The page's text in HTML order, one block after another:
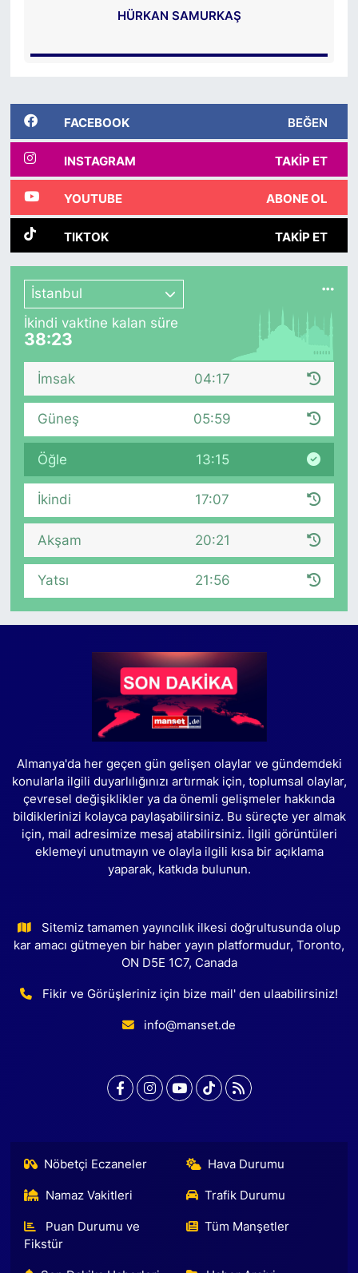
HÜRKAN SAMURKAŞ
FACEBOOK BEĞEN
INSTAGRAM TAKIP ET
YOUTUBE ABONE OL
TIKTOK TAKIP ET
İstanbul
İkindi vaktine kalan süre
38:22
İmsak 04:17
Güneş 05:59
Öğle 13:15
İkindi 17:07
Akşam 20:21
Yatsı 21:56
Almanya'da her geçen gün gelişen olaylar ve gündemdeki
konularla ilgili duyarlılığınızı artırmak için, toplumsal olaylar,
çevresel değişiklikler ya da önemli gelişmeler hakkında
bildiklerinizi kolayca paylaşabilirsiniz. Bu süreçte yer almak
için, mail adresimize mesaj atabilirsiniz. İlgili görüntüleri
eklemeyi unutmayın ve olayla ilgili kısa bir açıklama
yaparak, katkıda bulunun.
Sitemiz tamamen yayıncılık ilkesi doğrultusunda olup
kar amacı gütmeyen bir haber yayın platformudur, Toronto,
ON D5E 1C7, Canada
Fikir ve Görüşleriniz için bize mail' den ulaabilirsiniz!
info@manset.de
Nöbetçi Eczaneler Hava Durumu
Namaz Vakitleri Trafik Durumu
Puan Durumu ve
Fikstür
Tüm Manşetler